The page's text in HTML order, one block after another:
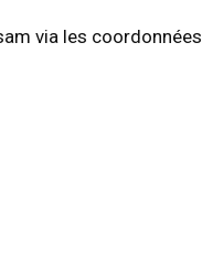
via les coordonnées